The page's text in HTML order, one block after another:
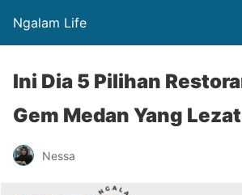
Ngalam Life
Ini Dia 5 Pilihan
Gem Medan Yang Lezat
Nessa